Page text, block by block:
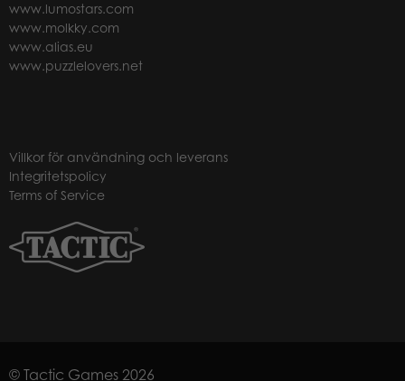
www.lumostars.com
www.molkky.com
www.alias.eu
www.puzzlelovers.net
Villkor för användning och leverans
Integritetspolicy
Terms of Service
© Tactic Games 2026